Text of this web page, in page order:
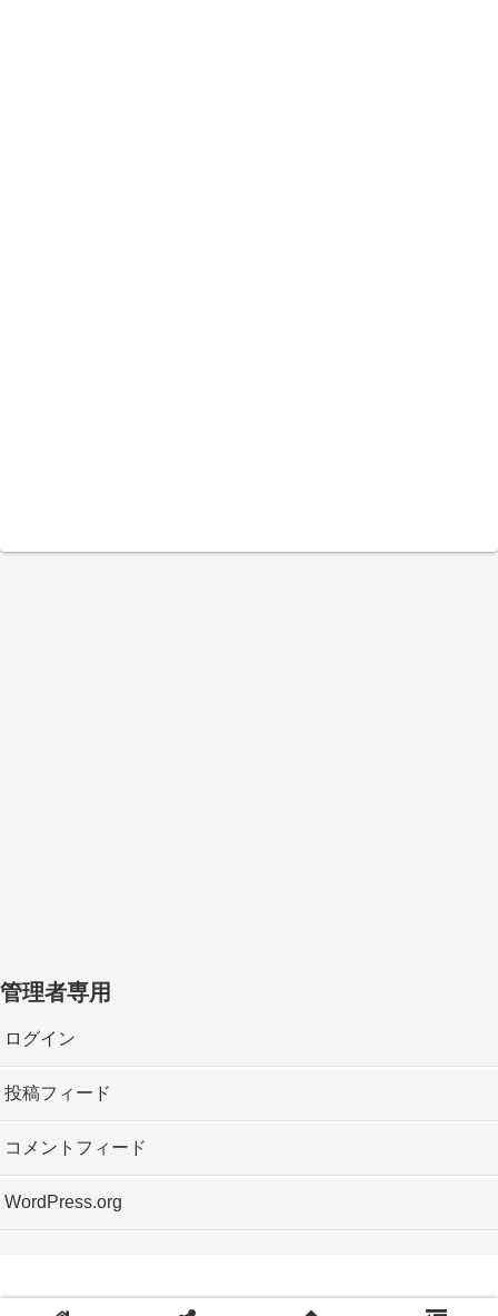
管理者専用
ログイン
投稿フィード
コメントフィード
WordPress.org